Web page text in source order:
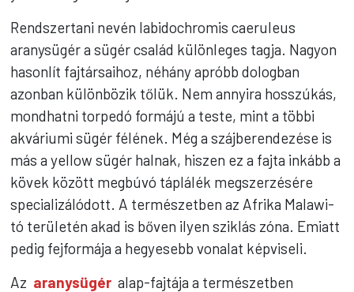
Rendszertani nevén labidochromis caeruleus
aranysügér a sügér család különleges tagja. Nagyon
hasonlít fajtársaihoz, néhány apróbb dologban
azonban különbözik tőlük. Nem annyira hosszúkás,
mondhatni torpedó formájú a teste, mint a többi
akváriumi sügér félének. Még a szájberendezése is
más a yellow sügér halnak, hiszen ez a fajta inkább a
kövek között megbúvó táplálék megszerzésére
specializálódott. A természetben az Afrika Malawi-
tó területén akad is bőven ilyen sziklás zóna. Emiatt
pedig fejformája a hegyesebb vonalat képviseli.
Az aranysügér alap-fajtája a természetben